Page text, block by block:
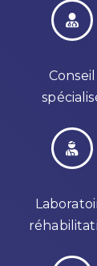
Conseil